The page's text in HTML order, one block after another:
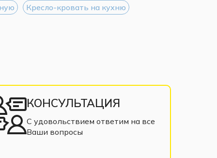
Кресло-кровать на кухню
КОНСУЛЬТАЦИЯ
С удовольствием ответим на все
Ваши вопросы